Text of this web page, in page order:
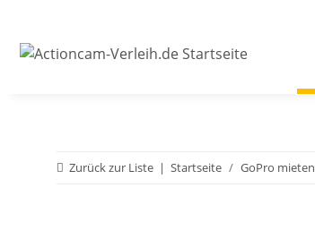
Zurück zur Liste Startseite GoPro mieten